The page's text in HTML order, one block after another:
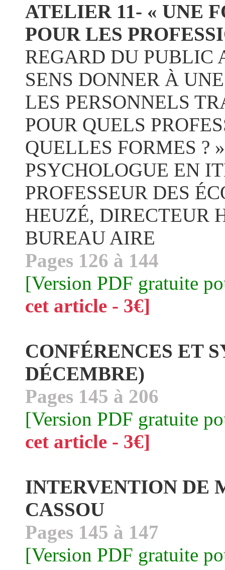
ATELIER 11- « UNE
POUR LES
REGARD DU PUBLIC
SENS DONNER À
LES PERSONNELS
POUR QUELS
QUELLES FORMES ?
PSYCHOLOGUE EN
PROFESSEUR DES
HEUZÉ, DIRECTEUR
BUREAU AIRE
Pages 126 à 144
[Version PDF gratuite
cet article - 3€]
CONFÉRENCES ET
DÉCEMBRE)
Pages 145 à 206
[Version PDF gratuite
cet article - 3€]
INTERVENTION DE
CASSOU
Pages 145 à 147
[Version PDF gratuite